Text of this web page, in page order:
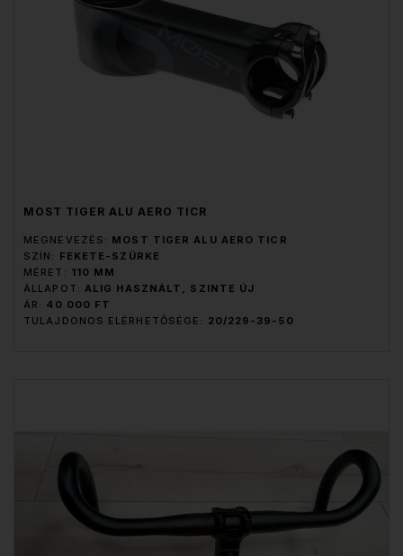
MOST TIGER ALU AERO TICR
MEGNEVEZÉS: MOST TIGER ALU AERO TICR
SZÍN: FEKETE-SZÜRKE
MÉRET: 110 MM
ÁLLAPOT: ALIG HASZNÁLT, SZINTE ÚJ
ÁR: 40 000 FT
TULAJDONOS ELÉRHETŐSÉGE: 20/229-39-50